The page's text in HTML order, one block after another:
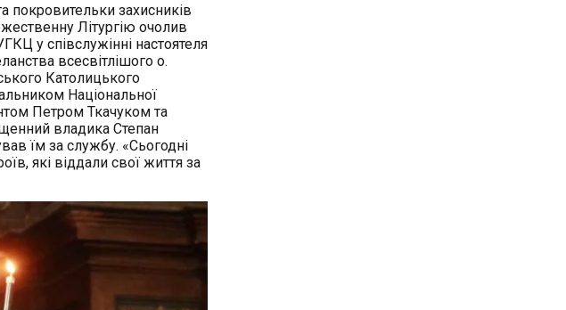
покровительки захисників
Літургію очолив
у співслужінні настоятеля
всесвітлішого о.
Католицького
Національної
Петром Ткачуком та
владика Степан
їм за службу. «Сьогодні
які віддали свої життя за